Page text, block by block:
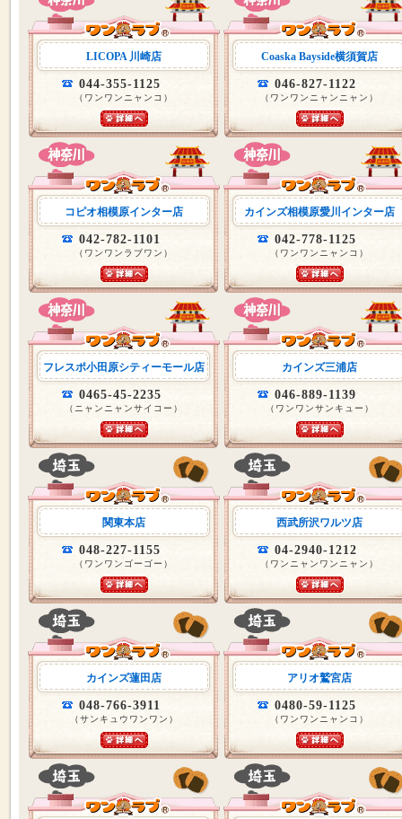
LICOPA 川崎店
044-355-1125
（ワンワンニャンコ）
Coaska Bayside横須賀店
046-827-1122
（ワンワンニャンニャン）
コピオ相模原インター店
042-782-1101
（ワンワンラブワン）
カインズ相模原愛川インター店
042-778-1125
（ワンワンニャンコ）
フレスポ小田原シティーモール店
0465-45-2235
（ニャンニャンサイコー）
カインズ三浦店
046-889-1139
（ワンワンサンキュー）
関東本店
048-227-1155
（ワンワンゴーゴー）
西武所沢ワルツ店
04-2940-1212
（ワンニャンワンニャン）
カインズ蓮田店
048-766-3911
（サンキュウワンワン）
アリオ鷲宮店
0480-59-1125
（ワンワンニャンコ）